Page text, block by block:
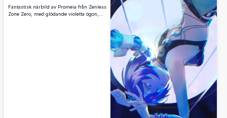
Fantastisk närbild av Promeia från Zenless
Zone Zero, med glödande violetta ögon,